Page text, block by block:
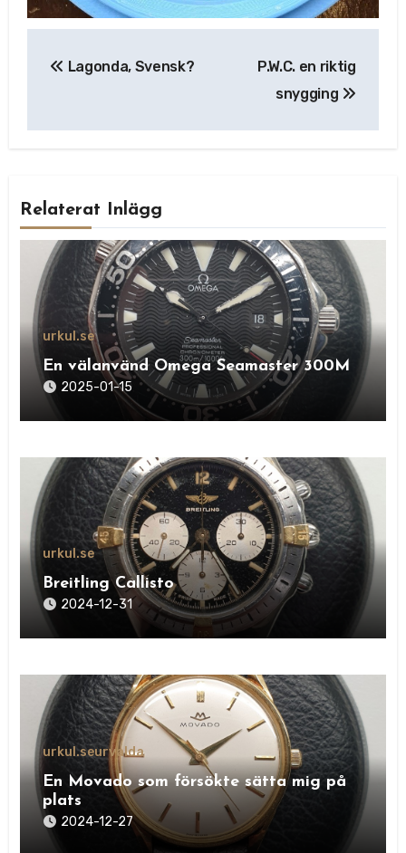
Lagonda, Svensk?
P.W.C. en riktig
snygging
Relaterat Inlägg
urkul.se
En välanvänd Omega Seamaster 300M
2025-01-15
urkul.se
Breitling Callisto
2024-12-31
urkul.seurvalda
En Movado som försökte sätta mig på
plats
2024-12-27